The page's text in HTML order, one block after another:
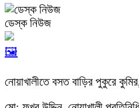
ডেস্ক নিউজ
🖼️
নোয়াখালীতে বসত বাড়ির পুকুরে